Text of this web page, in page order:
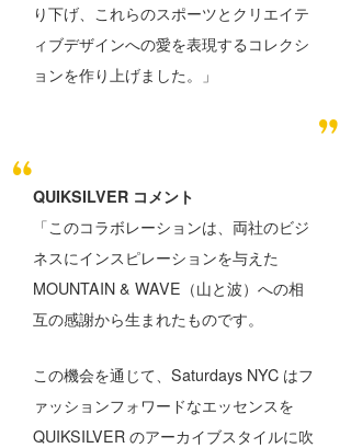
り下げ、これらのスポーツとクリエイテ
ィブデザインへの愛を表現するコレクシ
ョンを作り上げました。」
QUIKSILVER コメント
「このコラボレーションは、両社のビジ
ネスにインスピレーションを与えた
MOUNTAIN & WAVE（山と波）への相
互の感謝から生まれたものです。
この機会を通じて、Saturdays NYC はフ
ァッションフォワードなエッセンスを
QUIKSILVER のアーカイブスタイルに吹